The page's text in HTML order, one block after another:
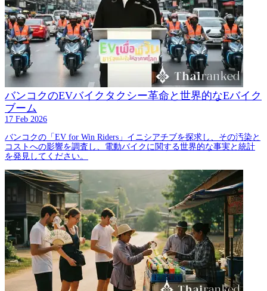
バンコクのEVバイクタクシー革命と世界的なEバイク
ブーム
17 Feb 2026
バンコクの「EV for Win Riders」イニシアチブを探求し、その汚染と
コストへの影響を調査し、電動バイクに関する世界的な事実と統計
を発見してください。